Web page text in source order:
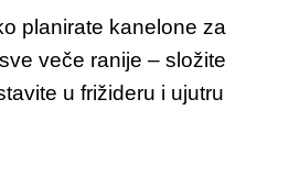
planirate kanelone za
veče ranije – složite
u frižideru i ujutru